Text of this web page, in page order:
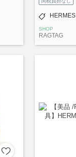
HERMES
SHOP
RAGTAG